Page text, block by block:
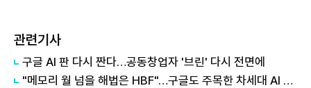
관련기사
구글 AI 판 다시 짠다…공동창업자 '브린' 다시 전면에
"메모리 월 넘을 해법은 HBF"…구글도 주목한 차세대 AI 메모리